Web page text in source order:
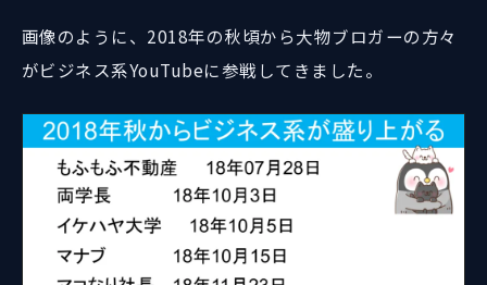
画像のように、2018年の秋頃から大物ブロガーの方々
がビジネス系YouTubeに参戦してきました。